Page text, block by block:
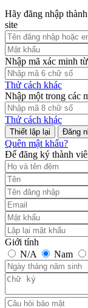
Hãy đăng nhập
site
Nhập mã xác minh
Thử cách khác
Nhập một trong các
Thử cách khác
Đăng
Quên mật khẩu?
Để đăng ký thành
Giới tính
N/A
Nam